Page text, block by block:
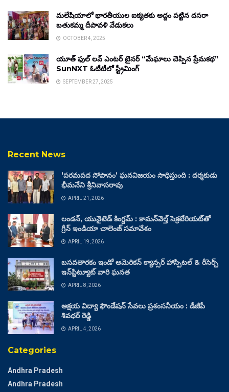
మలేషియాలో భారతీయుల ఐక్యతకు అద్దం పట్టిన దసరా
బతుకమ్మ దీపావళి వేడుకలు
OCTOBER 4, 2025
యూత్ ఫుల్ లవ్ ఎంటర్ టైనర్ “మేఘాలు చెప్పిన ప్రేమకథ”
SunNXT ఓటీటీలో స్ట్రీమింగ్
SEPTEMBER 27, 2025
Recent News
‘పరమపద సోపానం’ ఘనవిజయం సాధిస్తుంది : దర్శకుడు
భీమనేని శ్రీనివాసరావు
APRIL 21, 2026
లండన్, యునైటెడ్ కింగ్డమ్ : కామన్‌వెల్త్ సెక్రటేరియట్‌తో
గ్రీన్ ఇండియా చాలెంజ్ సమావేశం
APRIL 19, 2026
బసవతారకం ఇండో అమెరికన్ క్యాన్సర్ హాస్పిటల్ & రీసెర్చ్
ఇన్‌స్టిట్యూట్ వారి ఘనత
APRIL 8, 2026
అక్షయ విద్యా ఫౌండేషన్ సేవలు ప్రశంసనీయం : డీజీపీ
శివధర్ రెడ్డి
APRIL 4, 2026
Categories
Andhra Pradesh
Andhra Pradesh